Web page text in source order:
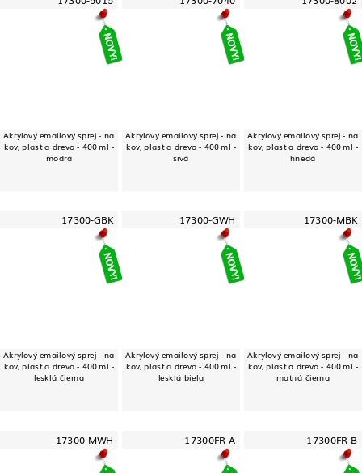
Akrylový emailový sprej - na
kov, plast a drevo - 400 ml -
modrá
Akrylový emailový sprej - na
kov, plast a drevo - 400 ml -
sivá
Akrylový emailový sprej - na
kov, plast a drevo - 400 ml -
hnedá
17300-GBK
Akrylový emailový sprej - na
kov, plast a drevo - 400 ml -
lesklá čierna
17300-GWH
Akrylový emailový sprej - na
kov, plast a drevo - 400 ml -
lesklá biela
17300-MBK
Akrylový emailový sprej - na
kov, plast a drevo - 400 ml -
matná čierna
17300-MWH 17300FR-A 17300FR-B